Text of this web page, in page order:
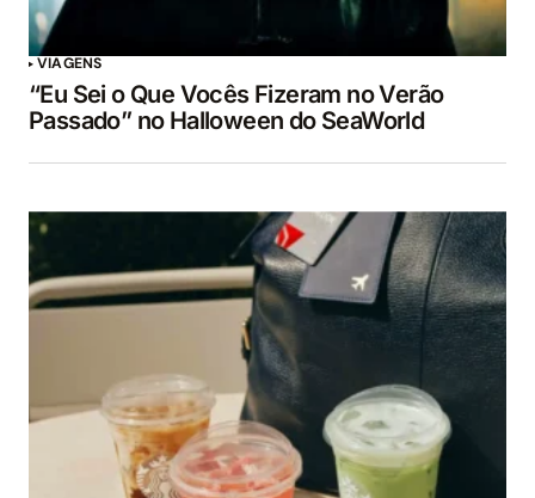
VIAGENS
“Eu Sei o Que Vocês Fizeram no Verão
Passado” no Halloween do SeaWorld